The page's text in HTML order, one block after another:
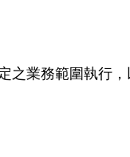
業務範圍執行